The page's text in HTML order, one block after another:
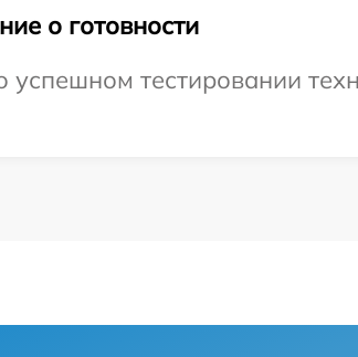
о готовности
тестировании